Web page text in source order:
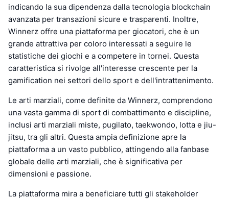
indicando la sua dipendenza dalla tecnologia blockchain
avanzata per transazioni sicure e trasparenti. Inoltre,
Winnerz offre una piattaforma per giocatori, che è un
grande attrattiva per coloro interessati a seguire le
statistiche dei giochi e a competere in tornei. Questa
caratteristica si rivolge all'interesse crescente per la
gamification nei settori dello sport e dell'intrattenimento.
Le arti marziali, come definite da Winnerz, comprendono
una vasta gamma di sport di combattimento e discipline,
inclusi arti marziali miste, pugilato, taekwondo, lotta e jiu-
jitsu, tra gli altri. Questa ampia definizione apre la
piattaforma a un vasto pubblico, attingendo alla fanbase
globale delle arti marziali, che è significativa per
dimensioni e passione.
La piattaforma mira a beneficiare tutti gli stakeholder